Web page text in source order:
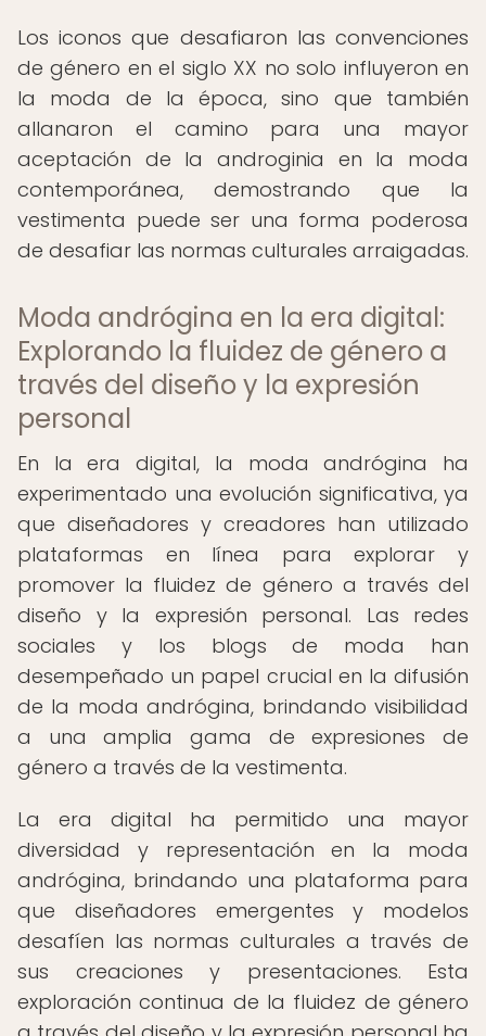
Los iconos que desafiaron las convenciones
de género en el siglo XX no solo influyeron en
la moda de la época, sino que también
allanaron el camino para una mayor
aceptación de la androginia en la moda
contemporánea, demostrando que la
vestimenta puede ser una forma poderosa
de desafiar las normas culturales arraigadas.
Moda andrógina en la era digital:
Explorando la fluidez de género a
través del diseño y la expresión
personal
En la era digital, la moda andrógina ha
experimentado una evolución significativa, ya
que diseñadores y creadores han utilizado
plataformas en línea para explorar y
promover la fluidez de género a través del
diseño y la expresión personal. Las redes
sociales y los blogs de moda han
desempeñado un papel crucial en la difusión
de la moda andrógina, brindando visibilidad
a una amplia gama de expresiones de
género a través de la vestimenta.
La era digital ha permitido una mayor
diversidad y representación en la moda
andrógina, brindando una plataforma para
que diseñadores emergentes y modelos
desafíen las normas culturales a través de
sus creaciones y presentaciones. Esta
exploración continua de la fluidez de género